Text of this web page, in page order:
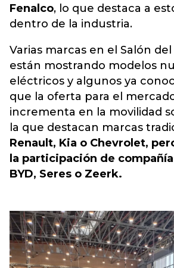
Fenalco, lo que destaca a
dentro de la industria.
Varias marcas en el Salón
están mostrando modelos
eléctricos y algunos ya
que la oferta para el
incrementa en la movilidad
la que destacan marcas
Renault, Kia o Chevrolet,
la participación de
BYD, Seres o Zeerk.